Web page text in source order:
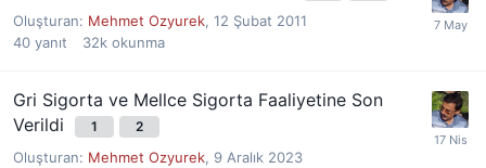
Oluşturan: Mehmet Ozyurek, 12 Şubat 2011
40 yanıt 32k okunma
Gri Sigorta ve Mellce Sigorta Faaliyetine Son
Verildi
1 2
Oluşturan: Mehmet Ozyurek, 9 Aralık 2023